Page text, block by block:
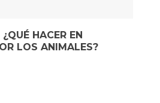
HACER EN
LOS ANIMALES?